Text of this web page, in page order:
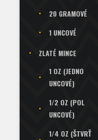
20 GRAMOVÉ
1 UNCOVÉ
ZLATÉ MINCE
1 OZ (JEDNO
UNCOVÉ)
1/2 OZ (POL
UNCOVÉ)
1/4 OZ (ŠTVRŤ